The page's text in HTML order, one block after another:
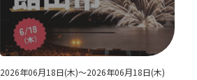
2026年06月18日(木)～2026年06月18日(木)